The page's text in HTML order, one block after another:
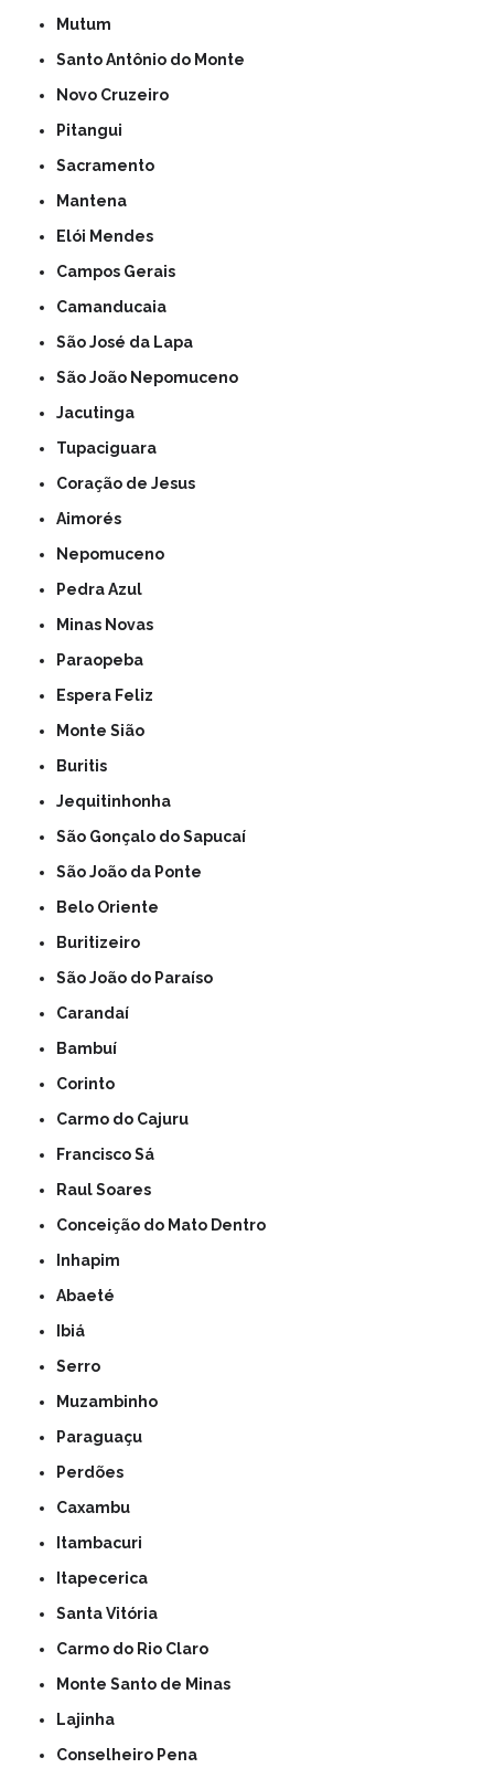
Mutum
Santo Antônio do Monte
Novo Cruzeiro
Pitangui
Sacramento
Mantena
Elói Mendes
Campos Gerais
Camanducaia
São José da Lapa
São João Nepomuceno
Jacutinga
Tupaciguara
Coração de Jesus
Aimorés
Nepomuceno
Pedra Azul
Minas Novas
Paraopeba
Espera Feliz
Monte Sião
Buritis
Jequitinhonha
São Gonçalo do Sapucaí
São João da Ponte
Belo Oriente
Buritizeiro
São João do Paraíso
Carandaí
Bambuí
Corinto
Carmo do Cajuru
Francisco Sá
Raul Soares
Conceição do Mato Dentro
Inhapim
Abaeté
Ibiá
Serro
Muzambinho
Paraguaçu
Perdões
Caxambu
Itambacuri
Itapecerica
Santa Vitória
Carmo do Rio Claro
Monte Santo de Minas
Lajinha
Conselheiro Pena